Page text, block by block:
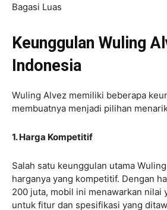
Bagasi Luas
Keunggulan Wuling
Indonesia
Wuling Alvez memiliki beberapa
membuatnya menjadi pilihan
1. Harga Kompetitif
Salah satu keunggulan utama
harganya yang kompetitif. Dengan
200 juta, mobil ini menawarkan nilai
untuk fitur dan spesifikasi yang